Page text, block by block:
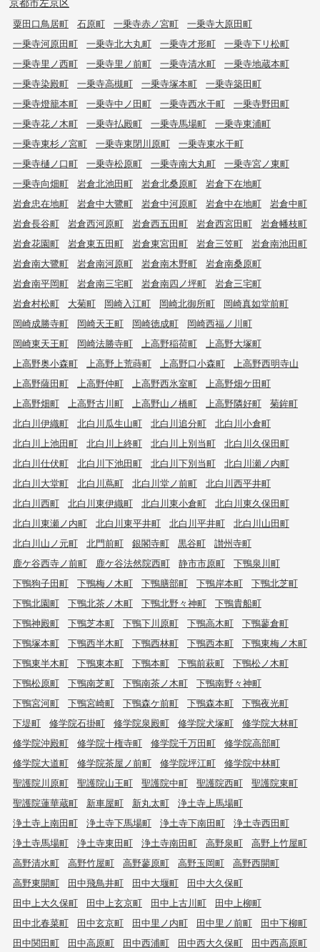
粟田口鳥居町 石原町 一乗寺赤ノ宮町
一乗寺大原田町
一乗寺河原田町
一乗寺北大丸町 一乗寺才形町
一乗寺下リ松町
一乗寺里ノ西町
一乗寺里ノ前町 一乗寺清水町
一乗寺地蔵本町
一乗寺染殿町
一乗寺高槻町 一乗寺塚本町
一乗寺築田町
一乗寺燈籠本町
一乗寺中ノ田町 一乗寺西水干町
一乗寺野田町
一乗寺花ノ木町
一乗寺払殿町 一乗寺馬場町
一乗寺東浦町
一乗寺東杉ノ宮町
一乗寺東閉川原町
一乗寺東水干町
一乗寺樋ノ口町
一乗寺松原町 一乗寺南大丸町
一乗寺宮ノ東町
一乗寺向畑町
岩倉北池田町 岩倉北桑原町
岩倉下在地町
岩倉忠在地町
岩倉中大鷺町 岩倉中河原町 岩倉中在地町
岩倉中町
岩倉長谷町
岩倉西河原町 岩倉西五田町 岩倉西宮田町
岩倉幡枝町
岩倉花園町
岩倉東五田町 岩倉東宮田町 岩倉三笠町
岩倉南池田町
岩倉南大鷺町
岩倉南河原町 岩倉南木野町
岩倉南桑原町
岩倉南平岡町
岩倉南三宅町 岩倉南四ノ坪町
岩倉三宅町
岩倉村松町
大菊町 岡崎入江町 岡崎北御所町
岡崎真如堂前町
岡崎成勝寺町
岡崎天王町 岡崎徳成町
岡崎西福ノ川町
岡崎東天王町
岡崎法勝寺町 上高野稲荷町
上高野大塚町
上高野奥小森町
上高野上荒蒔町 上高野口小森町
上高野西明寺山
上高野薩田町
上高野仲町 上高野西氷室町
上高野畑ケ田町
上高野畑町
上高野古川町 上高野山ノ橋町 上高野隣好町
菊鉾町
北白川伊織町
北白川瓜生山町 北白川追分町
北白川小倉町
北白川上池田町
北白川上終町 北白川上別当町
北白川久保田町
北白川仕伏町
北白川下池田町 北白川下別当町
北白川瀬ノ内町
北白川大堂町
北白川蔦町 北白川堂ノ前町
北白川西平井町
北白川西町
北白川東伊織町 北白川東小倉町
北白川東久保田町
北白川東瀬ノ内町
北白川東平井町 北白川平井町
北白川山田町
北白川山ノ元町
北門前町 銀閣寺町 黒谷町
讃州寺町
鹿ケ谷西寺ノ前町
鹿ケ谷法然院西町 静市市原町
下鴨泉川町
下鴨狗子田町
下鴨梅ノ木町 下鴨膳部町 下鴨岸本町
下鴨北芝町
下鴨北園町
下鴨北茶ノ木町 下鴨北野々神町
下鴨貴船町
下鴨神殿町
下鴨芝本町 下鴨下川原町 下鴨高木町
下鴨蓼倉町
下鴨塚本町
下鴨西半木町 下鴨西林町 下鴨西本町
下鴨東梅ノ木町
下鴨東半木町
下鴨東本町 下鴨本町 下鴨前萩町
下鴨松ノ木町
下鴨松原町
下鴨南芝町 下鴨南茶ノ木町
下鴨南野々神町
下鴨宮河町
下鴨宮崎町 下鴨森ケ前町 下鴨森本町
下鴨夜光町
下堤町
修学院石掛町 修学院泉殿町 修学院犬塚町
修学院大林町
修学院沖殿町
修学院十権寺町 修学院千万田町
修学院高部町
修学院大道町
修学院茶屋ノ前町 修学院坪江町
修学院中林町
聖護院川原町
聖護院山王町 聖護院中町 聖護院西町
聖護院東町
聖護院蓮華蔵町
新車屋町 新丸太町
浄土寺上馬場町
浄土寺上南田町
浄土寺下馬場町 浄土寺下南田町
浄土寺西田町
浄土寺馬場町
浄土寺東田町 浄土寺南田町 高野泉町
高野上竹屋町
高野清水町
高野竹屋町 高野蓼原町 高野玉岡町
高野西開町
高野東開町
田中飛鳥井町 田中大堰町
田中大久保町
田中上大久保町
田中上玄京町 田中上古川町
田中上柳町
田中北春菜町
田中玄京町 田中里ノ内町 田中里ノ前町
田中下柳町
田中関田町
田中高原町 田中西浦町 田中西大久保町
田中西高原町